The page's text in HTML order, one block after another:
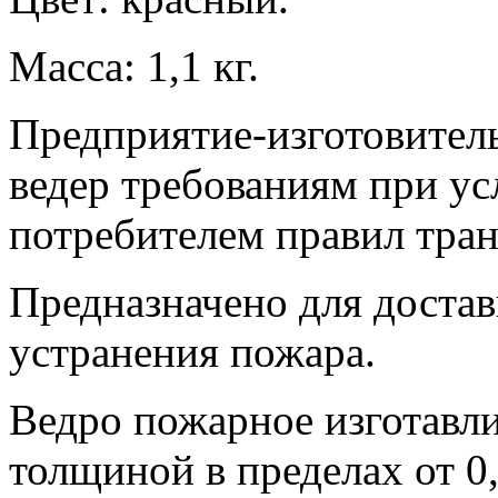
Масса: 1,1 кг.
Предприятие-
ведер требованиям при
потребителем правил
Предназначено для
устранения пожара.
Ведро пожарное
толщиной в пределах от